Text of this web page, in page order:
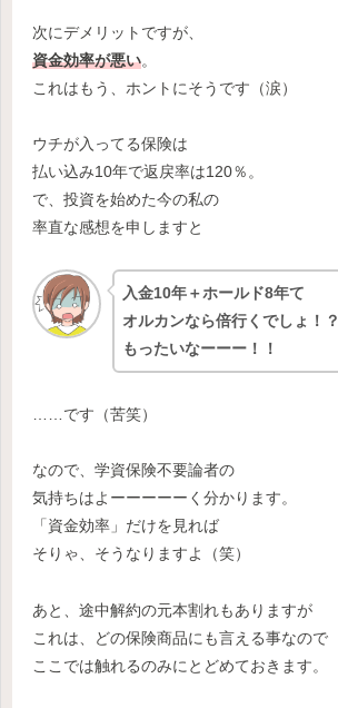
次にデメリットですが、
資金効率が悪い。
これはもう、ホントにそうです（涙）
ウチが入ってる保険は
払い込み10年で返戻率は120％。
で、投資を始めた今の私の
率直な感想を申しますと
入金10年＋ホールド8年て
オルカンなら倍行くでしょ！？
もったいなーーー！！
……です（苦笑）
なので、学資保険不要論者の
気持ちはよーーーーーく分かります。
「資金効率」だけを見れば
そりゃ、そうなりますよ（笑）
あと、途中解約の元本割れもありますが
これは、どの保険商品にも言える事なので
ここでは触れるのみにとどめておきます。